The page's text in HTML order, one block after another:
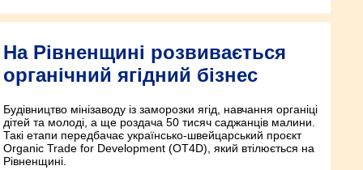
На Рівненщині розвивається
органічний ягідний бізнес
Будівництво мінізаводу із заморозки ягід, навчання органіці
дітей та молоді, а ще роздача 50 тисяч саджанців малини.
Такі етапи передбачає українсько-швейцарський проєкт
Organic Trade for Development (OT4D), який втілюється на
Рівненщині.